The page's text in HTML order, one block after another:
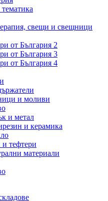
свещи и свещници
от България 2
от България 3
от България 4
и моливи
и метал
и керамика
тефтери
материали